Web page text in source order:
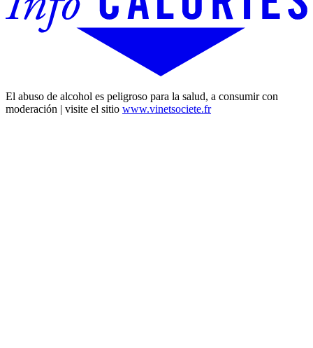
El abuso de alcohol es peligroso para la salud, a consumir con
moderación | visite el sitio www.vinetsociete.fr